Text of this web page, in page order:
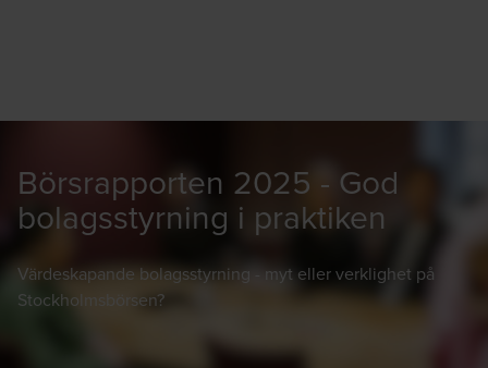
Börsrapporten 2025 - God
bolagsstyrning i praktiken
Värdeskapande bolagsstyrning - myt eller verklighet på
Stockholmsbörsen?